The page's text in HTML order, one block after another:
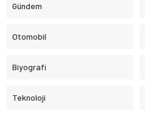
Gündem
Otomobil
Biyografi
Teknoloji